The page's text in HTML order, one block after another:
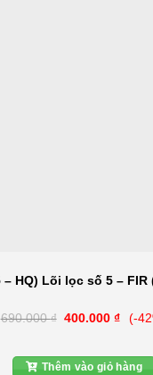
HQ) Lõi lọc số 5 – FIR
690.000₫ Giá
690.000 ₫.
400.000 ₫Giá
hiện
là:
(-
Thêm vào giỏ hàng